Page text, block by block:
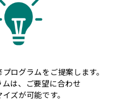
ログラムをご提案します。
は、ご要望に合わせ
ズが可能です。